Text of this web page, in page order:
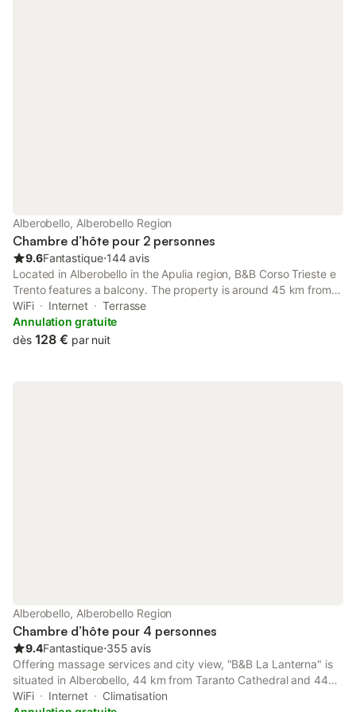
Alberobello, Alberobello Region
Chambre d’hôte pour 2 personnes
9.6Fantastique⋅144 avis
Located in Alberobello in the Apulia region, B&B Corso Trieste e
Trento features a balcony. The property is around 45 km from
Castello Aragonese, 45 km from National Archaeological
Museum of Taranto Marta and 47 km from Taranto Sotterranea.
WiFi Internet
Terrasse
Annulation gratuite
dès 128 € par nuit
Alberobello, Alberobello Region
Chambre d’hôte pour 4 personnes
9.4Fantastique⋅355 avis
Offering massage services and city view, "B&B La Lanterna" is
situated in Alberobello, 44 km from Taranto Cathedral and 44
km from Castello Aragonese. There is a private entrance at the
WiFi Internet
Climatisation